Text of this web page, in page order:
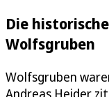
Die
Wolfsgruben
Wolfsgruben
Andreas Heider